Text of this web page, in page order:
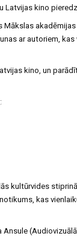
Latvijas kino
ar autoriem,
kino, un
kultūrvides
kas